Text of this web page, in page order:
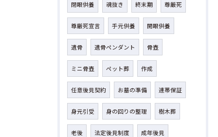
閉眼供養 魂抜き 終末期 尊厳死
尊厳死宣言 手元供養 開眼供養
遺骨 遺骨ペンダント 骨壺
ミニ骨壺 ペット葬 作成
任意後見契約 お墓の準備 連帯保証
身元引受 身の回りの整理 樹木葬
老後 法定後見制度 成年後見